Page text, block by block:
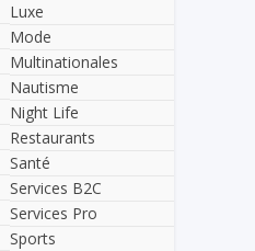
Luxe
Mode
Multinationales
Nautisme
Night Life
Restaurants
Santé
Services B2C
Services Pro
Sports